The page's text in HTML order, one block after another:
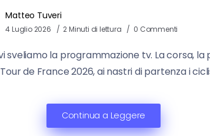
Matteo Tuveri
4 Luglio 2026 2 Minuti di lettura 0 Commenti
sveliamo la programmazione tv. La corsa,
de France 2026, ai nastri di partenza i
Continua a Leggere